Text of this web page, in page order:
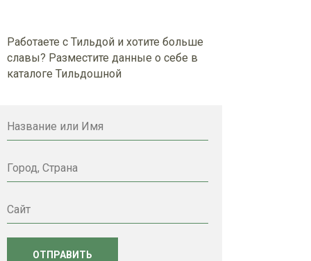
Работаете с Тильдой и хотите больше
славы? Разместите данные о себе в
каталоге Тильдошной
Название или Имя
Город, Страна
Сайт
ОТПРАВИТЬ